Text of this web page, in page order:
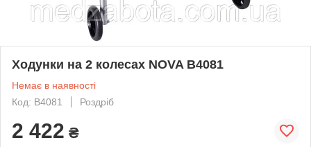
Ходунки на 2 колесах NOVA B4081
Немає в наявності
Код: B4081
Роздріб
2 422 ₴